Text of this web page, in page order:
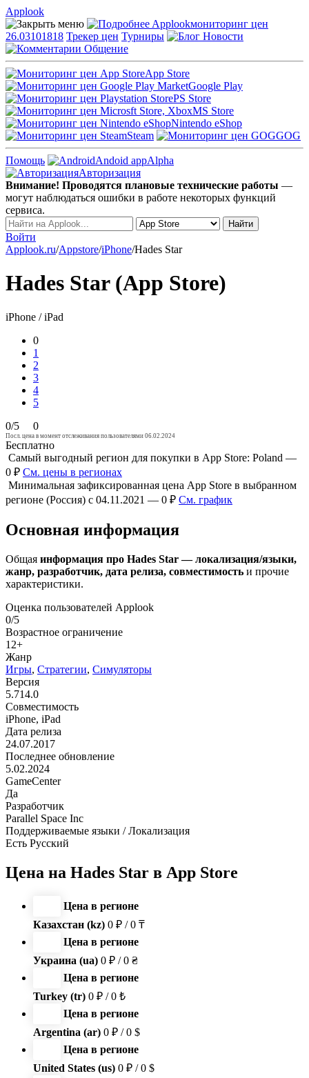
Applook
Applookмониторинг цен
26.03101818 Трекер цен Турниры
Новости
Общение
App Store
Google Play
PS Store
MS Store
Nintendo eShop
Steam
GOG
Помощь Andoid appAlpha
Авторизация
Внимание! Проводятся плановые технические работы —
могут наблюдаться ошибки в работе некоторых функций
сервиса.
Войти
Applook.ru/Appstore/iPhone/Hades Star
Hades Star (App Store)
iPhone / iPad
0
1
2
3
4
5
0/5 0
Посл. цена в момент отслеживания пользователями 06.02.2024
Бесплатно
Самый выгодный регион для покупки в App Store: Poland —
0 ₽ См. цены в регионах
Минимальная зафиксированная цена App Store в выбранном
регионе (Россия) с 04.11.2021 — 0 ₽ См. график
Основная информация
Общая информация про Hades Star — локализация/языки,
жанр, разработчик, дата релиза, совместимость и прочие
характеристики.
Оценка пользователей Applook
0/5
Возрастное ограничение
12+
Жанр
Игры, Стратегии, Симуляторы
Версия
5.714.0
Совместимость
iPhone, iPad
Дата релиза
24.07.2017
Последнее обновление
5.02.2024
GameCenter
Да
Разработчик
Parallel Space Inc
Поддерживаемые языки / Локализация
Есть Русский
Цена на Hades Star в App Store
Цена в регионе
Казахстан (kz) 0 ₽ / 0 ₸
Цена в регионе
Украина (ua) 0 ₽ / 0 ₴
Цена в регионе
Turkey (tr) 0 ₽ / 0 ₺
Цена в регионе
Argentina (ar) 0 ₽ / 0 $
Цена в регионе
United States (us) 0 ₽ / 0 $